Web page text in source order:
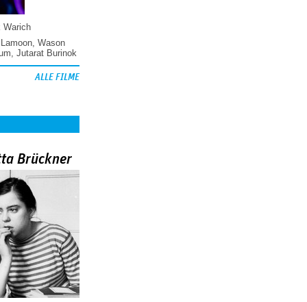
Warich
Wason
Jutarat Burinok
ALLE FILME
Brückner